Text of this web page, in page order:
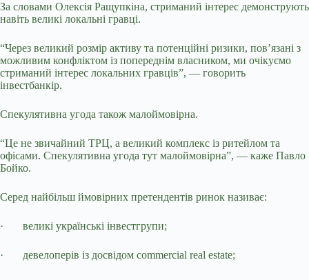
За словами Олексія Ращупкіна, стриманий інтерес демонструють
навіть великі локальні гравці.
“Через великий розмір активу та потенційні ризики, пов’язані з
можливим конфліктом із попереднім власником, ми очікуємо
стриманий інтерес локальних гравців”, — говорить
інвестбанкір.
Спекулятивна угода також малоймовірна.
“Це не звичайний ТРЦ, а великий комплекс із ритейлом та
офісами. Спекулятивна угода тут малоймовірна”, — каже Павло
Бойко.
Серед найбільш ймовірних претендентів ринок називає:
· великі українські інвестгрупи;
· девелоперів із досвідом commercial real estate;